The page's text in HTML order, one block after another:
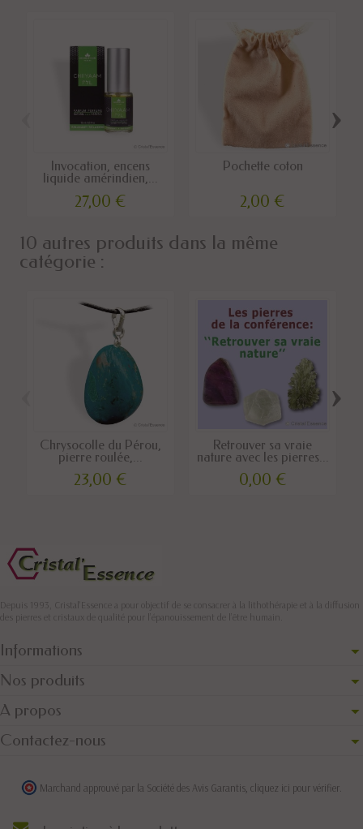
Invocation, encens
liquide amérindien,...
27,00 €
Pochette coton
2,00 €
›
10 autres produits dans la même
catégorie :
Chrysocolle du Pérou,
pierre roulée,...
23,00 €
Retrouver sa vraie
nature avec les pierres...
0,00 €
›
Depuis 1993, Cristal'Essence a pour objectif de se consacrer à la lithothérapie et à la diffusion
des pierres et cristaux de qualité pour l’épanouissement de l’être humain.
Informations
Nos produits
A propos
Contactez-nous
Marchand approuvé par la Société des Avis Garantis, cliquez ici pour vérifier